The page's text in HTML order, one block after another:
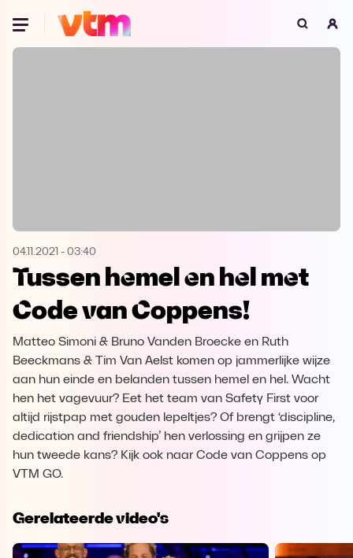
Oeps, browser niet ondersteund
Microsoft Edge Download
Opera Download
04.11.2021 - 03:40
Tussen hemel en hel met
Code van Coppens!
Matteo Simoni & Bruno Vanden Broecke en Ruth
Beeckmans & Tim Van Aelst komen op jammerlijke wijze
aan hun einde en belanden tussen hemel en hel. Wacht
hen het vagevuur? Eet het team van Safety First voor
altijd rijstpap met gouden lepeltjes? Of brengt ‘discipline,
dedication and friendship’ hen verlossing en grijpen ze
hun tweede kans? Kijk ook naar Code van Coppens op
VTM GO.
Gerelateerde video's